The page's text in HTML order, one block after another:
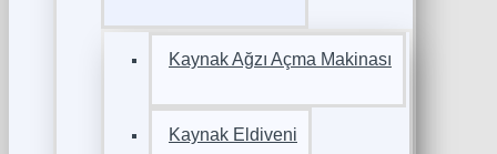
Kaynak Ağzı Açma Makinası
Kaynak Eldiveni